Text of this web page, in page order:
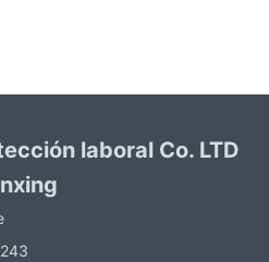
laboral Co. LTD